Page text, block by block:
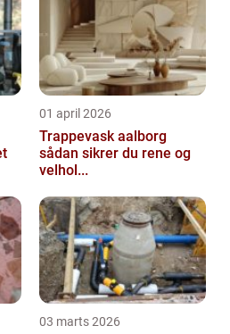
01 april 2026
Trappevask aalborg
sådan sikrer du rene og
velhol...
03 marts 2026